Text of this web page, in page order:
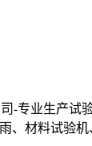
-专业生产试
、材料试验